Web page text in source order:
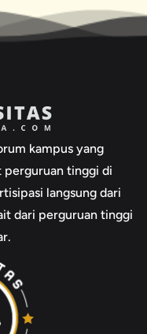
kampus yang
perguruan tinggi di
langsung dari
dari perguruan tinggi